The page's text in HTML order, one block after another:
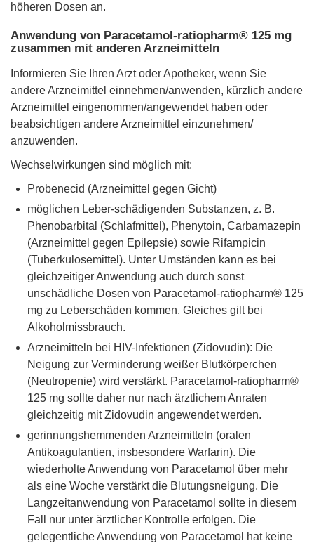
höheren Dosen an.
Anwendung von Paracetamol-ratiopharm® 125 mg
zusammen mit anderen Arzneimitteln
Informieren Sie Ihren Arzt oder Apotheker, wenn Sie
andere Arzneimittel einnehmen/anwenden, kürzlich andere
Arzneimittel eingenommen/angewendet haben oder
beabsichtigen andere Arzneimittel einzunehmen/
anzuwenden.
Wechselwirkungen sind möglich mit:
Probenecid (Arzneimittel gegen Gicht)
möglichen Leber-schädigenden Substanzen, z. B.
Phenobarbital (Schlafmittel), Phenytoin, Carbamazepin
(Arzneimittel gegen Epilepsie) sowie Rifampicin
(Tuberkulosemittel). Unter Umständen kann es bei
gleichzeitiger Anwendung auch durch sonst
unschädliche Dosen von Paracetamol-ratiopharm® 125
mg zu Leberschäden kommen. Gleiches gilt bei
Alkoholmissbrauch.
Arzneimitteln bei HIV-Infektionen (Zidovudin): Die
Neigung zur Verminderung weißer Blutkörperchen
(Neutropenie) wird verstärkt. Paracetamol-ratiopharm®
125 mg sollte daher nur nach ärztlichem Anraten
gleichzeitig mit Zidovudin angewendet werden.
gerinnungshemmenden Arzneimitteln (oralen
Antikoagulantien, insbesondere Warfarin). Die
wiederholte Anwendung von Paracetamol über mehr
als eine Woche verstärkt die Blutungsneigung. Die
Langzeitanwendung von Paracetamol sollte in diesem
Fall nur unter ärztlicher Kontrolle erfolgen. Die
gelegentliche Anwendung von Paracetamol hat keine